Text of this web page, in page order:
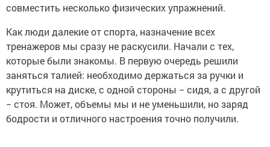
совместить несколько физических упражнений.
Как люди далекие от спорта, назначение всех
тренажеров мы сразу не раскусили. Начали с тех,
которые были знакомы. В первую очередь решили
заняться талией: необходимо держаться за ручки и
крутиться на диске, с одной стороны − сидя, а с другой
− стоя. Может, объемы мы и не уменьшили, но заряд
бодрости и отличного настроения точно получили.